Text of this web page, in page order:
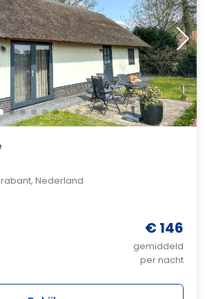
Nederland
€ 146
gemiddeld
per nacht